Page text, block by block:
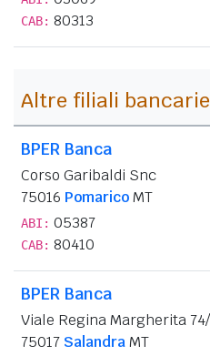
CAB: 80313
Altre filiali
BPER Banca
Corso Garibaldi Snc
75016 PomaricoMT
ABI: 05387
CAB: 80410
BPER Banca
Viale Regina Margherita
75017 SalandraMT